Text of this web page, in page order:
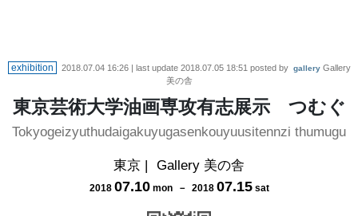
exhibition 2018.07.04 16:26| last update 2018.07.05 18:51 posted by gallery Gallery
美の舎
東京芸術大学油画専攻有志展示 つむぐ
Tokyogeizyuthudaigakuyugasenkouyuusitennzi thumugu
東京 | Gallery 美の舎
2018 07.10 mon－ 2018 07.15 sat